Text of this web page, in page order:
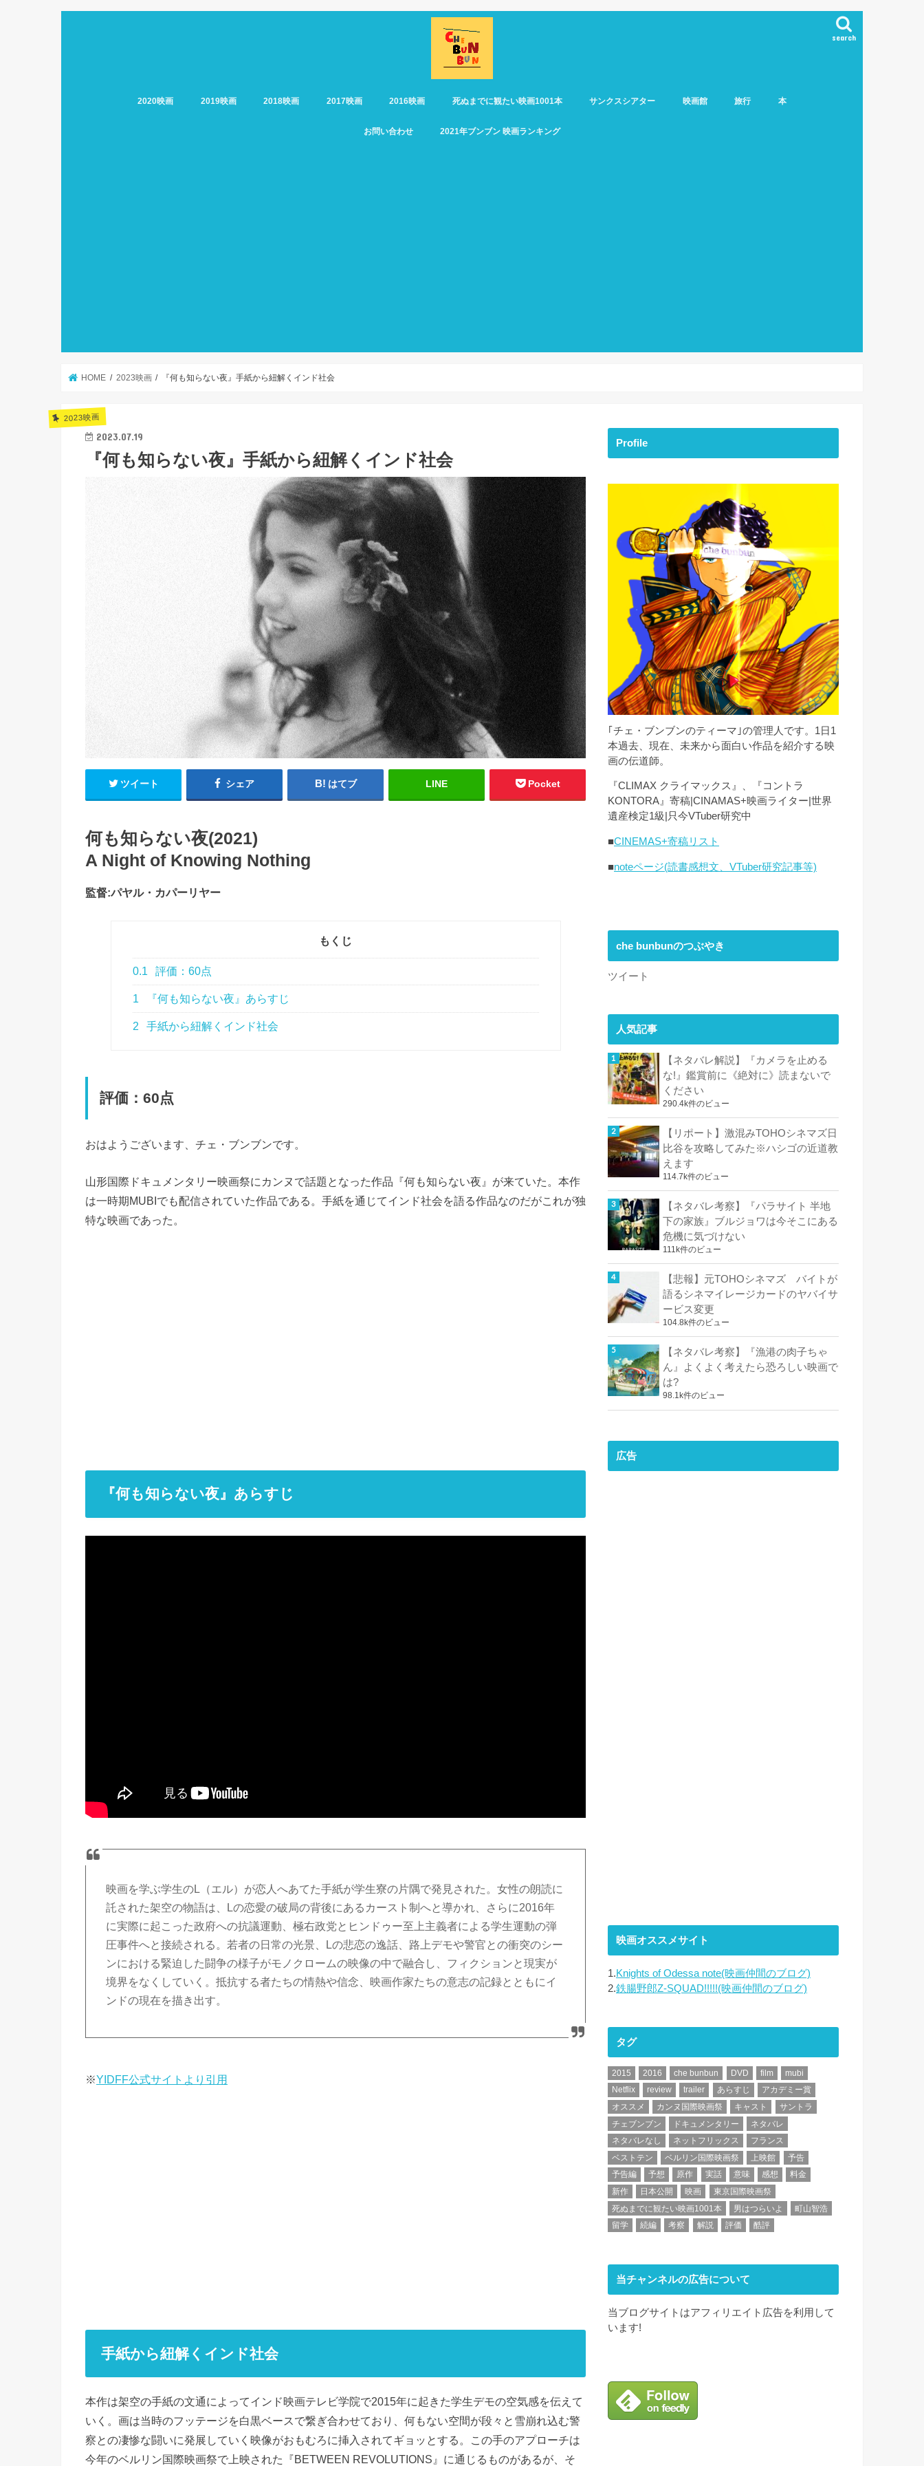
search
2020映画 2019映画 2018映画 2017映画 2016映画 死ぬまでに観たい映画1001本 サンクスシアター 映画館 旅行 本
お問い合わせ 2021年ブンブン 映画ランキング
HOME 2023映画 『何も知らない夜』手紙から紐解くインド社会
2023映画
2023.07.19
『何も知らない夜』手紙から紐解くインド社会
ツイート シェア はてブ LINE Pocket
何も知らない夜(2021)
A Night of Knowing Nothing
監督:パヤル・カパーリヤー
もくじ
0.1 評価：60点
1 『何も知らない夜』あらすじ
2 手紙から紐解くインド社会
評価：60点
おはようございます、チェ・ブンブンです。
山形国際ドキュメンタリー映画祭にカンヌで話題となった作品『何も知らない夜』が来ていた。本作
は一時期MUBIでも配信されていた作品である。手紙を通じてインド社会を語る作品なのだがこれが独
特な映画であった。
『何も知らない夜』あらすじ
映画を学ぶ学生のL（エル）が恋人へあてた手紙が学生寮の片隅で発見された。女性の朗読に
託された架空の物語は、Lの恋愛の破局の背後にあるカースト制へと導かれ、さらに2016年
に実際に起こった政府への抗議運動、極右政党とヒンドゥー至上主義者による学生運動の弾
圧事件へと接続される。若者の日常の光景、Lの悲恋の逸話、路上デモや警官との衝突のシー
ンにおける緊迫した闘争の様子がモノクロームの映像の中で融合し、フィクションと現実が
境界をなくしていく。抵抗する者たちの情熱や信念、映画作家たちの意志の記録とともにイ
ンドの現在を描き出す。
※YIDFF公式サイトより引用
手紙から紐解くインド社会
本作は架空の手紙の文通によってインド映画テレビ学院で2015年に起きた学生デモの空気感を伝えて
いく。画は当時のフッテージを白黒ベースで繋ぎ合わせており、何もない空間が段々と雪崩れ込む警
察との凄惨な闘いに発展していく映像がおもむろに挿入されてギョッとする。この手のアプローチは
今年のベルリン国際映画祭で上映された『BETWEEN REVOLUTIONS』に通じるものがあるが、そ
Profile
｢チェ・ブンブンのティーマ｣の管理人です。1日1
本過去、現在、未来から面白い作品を紹介する映
画の伝道師。
『CLIMAX クライマックス』、『コントラ
KONTORA』寄稿|CINAMAS+映画ライター|世界
遺産検定1級|只今VTuber研究中
■CINEMAS+寄稿リスト
■noteページ(読書感想文、VTuber研究記事等)
che bunbunのつぶやき
ツイート
人気記事
【ネタバレ解説】『カメラを止める
な!』鑑賞前に《絶対に》読まないで
ください
290.4k件のビュー
【リポート】激混みTOHOシネマズ日
比谷を攻略してみた※ハシゴの近道教
えます
114.7k件のビュー
【ネタバレ考察】『パラサイト 半地
下の家族』ブルジョワは今そこにある
危機に気づけない
111k件のビュー
【悲報】元TOHOシネマズ バイトが
語るシネマイレージカードのヤバイサ
ービス変更
104.8k件のビュー
【ネタバレ考察】『漁港の肉子ちゃ
ん』よくよく考えたら恐ろしい映画で
は?
98.1k件のビュー
広告
映画オススメサイト
1.Knights of Odessa note(映画仲間のブログ)
2.鉄腸野郎Z-SQUAD!!!!!(映画仲間のブログ)
タグ
2015 2016 che bunbun DVD film
mubi
Netflix
review trailer あらすじ
アカデミー賞
オススメ
カンヌ国際映画祭 キャスト
サントラ
チェブンブン
ドキュメンタリー
ネタバレ
ネタバレなし
ネットフリックス
フランス
ベストテン
ベルリン国際映画祭 上映館
予告
予告編
予想 原作 実話 意味 感想
料金
新作
日本公開 映画
東京国際映画祭
死ぬまでに観たい映画1001本
男はつらいよ
町山智浩
留学
続編 考察 解説 評価 酷評
当チャンネルの広告について
当ブログサイトはアフィリエイト広告を利用して
います!